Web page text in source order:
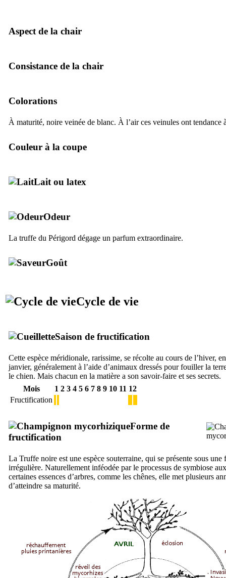
Aspect de la chair
Consistance de la chair
Colorations
À maturité, noire veinée de blanc. À l’air ces veinules ont tendance
Couleur à la coupe
Lait ou latex
Odeur
La truffe du Périgord dégage un parfum extraordinaire.
Goût
Cycle de vie
Saison de fructification
Cette espèce méridionale, rarissime, se récolte au cours de l’hiver,
janvier, généralement à l’aide d’animaux dressés pour fouiller la
le chien. Mais chacun en la matière a son savoir-faire et ses secrets.
Mois
1 2 3 4 5 6 7 8 9 10 11 12
Fructification
Forme de
fructification
La Truffe noire est une espèce souterraine, qui se présente sous une
irrégulière. Naturellement inféodée par le processus de symbiose
certaines essences d’arbres, comme les chênes, elle met plusieurs
d’atteindre sa maturité.